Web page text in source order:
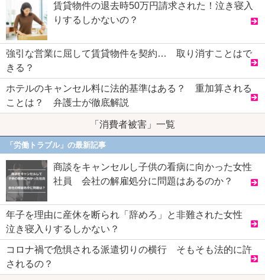
賃貸物件の退去時50万円請求された！泣き寝入
りするしかないの？
強引な営業に屈して賃貸物件を契約… 取り消すことはで
きる？
ホテルのキャンセル料に法的基準はある？ 重加算される
ことは？ 弁護士が徹底解説
「消費者被害」一覧
「労働トラブル」の最新記事
商談をキャンセルし子供の看病に向かった女性
社員 会社の解雇処分に問題はあるのか？
年子を理由に産休を断られ「辞めろ」と非難された女性
泣き寝入りするしかない？
コロナ禍で危惧される派遣切りの横行 そもそも法的に許
されるの？